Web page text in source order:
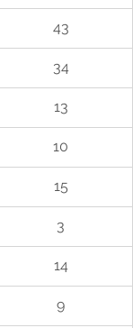
43
34
13
10
15
3
14
9